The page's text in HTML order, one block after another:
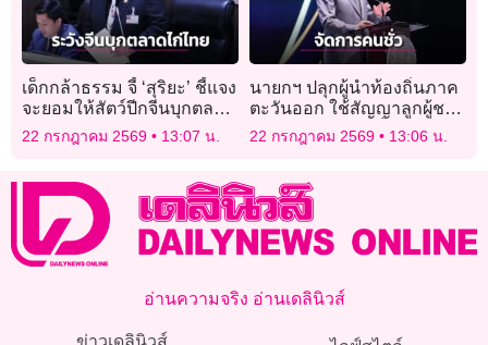
เด็กกล้าธรรม จี้ ‘สุริยะ’ ชี้แจง
จะยอมให้สัตว์ปีกจีนบุกตลาด
ไทยหรือไม่
22 กรกฎาคม 2569 13:07 น.
นายกฯ ปลุกผู้นำท้องถิ่นภาค
ตะวันออก ใช้สัญญาลูกผู้ชาย
จากรัฐบาลว่าจะเป็นแบ๊ก
จัดการคนชั่ว
22 กรกฎาคม 2569 13:06 น.
อ่านความจริง อ่านเดลินิวส์
ข่าวเดลินิวส์